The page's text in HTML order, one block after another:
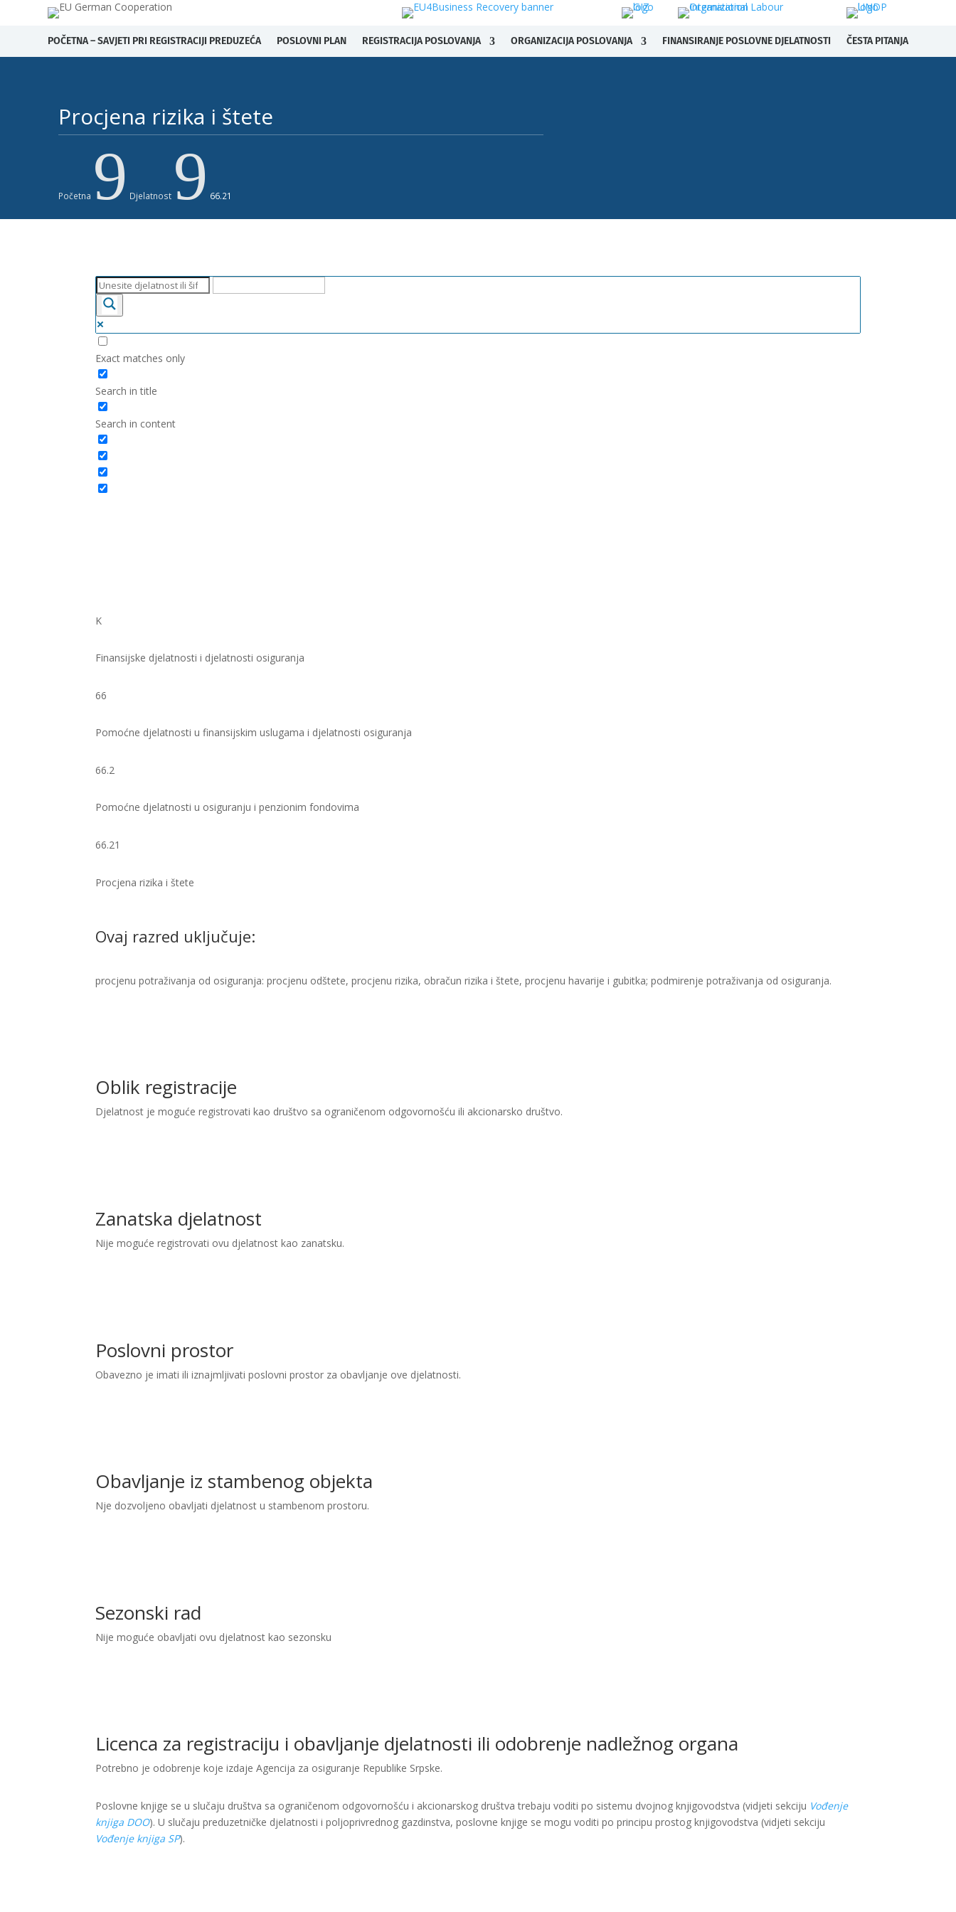
POČETNA – SAVJETI PRI REGISTRACIJI PREDUZEĆA POSLOVNI PLAN REGISTRACIJA POSLOVANJA ORGANIZACIJA POSLOVANJA FINANSIRANJE POSLOVNE DJELATNOSTI ČESTA PITANJA
Procjena rizika i štete ​
Početna 9 Djelatnost 9 66.21
Exact matches only
Search in title
Search in content
K
Finansijske djelatnosti i djelatnosti osiguranja
66
Pomoćne djelatnosti u finansijskim uslugama i djelatnosti osiguranja
66.2
Pomoćne djelatnosti u osiguranju i penzionim fondovima
66.21
Procjena rizika i štete ​
Ovaj razred uključuje:
procjenu potraživanja od osiguranja: procjenu odštete, procjenu rizika, obračun rizika i štete, procjenu havarije i gubitka; podmirenje potraživanja od osiguranja.​​
Oblik registracije
Djelatnost je moguće registrovati kao društvo sa ograničenom odgovornošću ili akcionarsko društvo.
Zanatska djelatnost
Nije moguće registrovati ovu djelatnost kao zanatsku.
Poslovni prostor
Obavezno je imati ili iznajmljivati poslovni prostor za obavljanje ove djelatnosti.
Obavljanje iz stambenog objekta
Nje dozvoljeno obavljati djelatnost u stambenom prostoru.
Sezonski rad
Nije moguće obavljati ovu djelatnost kao sezonsku
Licenca za registraciju i obavljanje djelatnosti ili odobrenje nadležnog organa
Potrebno je odobrenje koje izdaje Agencija za osiguranje Republike Srpske.
Poslovne knjige se u slučaju društva sa ograničenom odgovornošću i akcionarskog društva trebaju voditi po sistemu dvojnog knjigovodstva (vidjeti sekciju Vođenje
knjiga DOO). U slučaju preduzetničke djelatnosti i poljoprivrednog gazdinstva, poslovne knjige se mogu voditi po principu prostog knjigovodstva (vidjeti sekciju
Vođenje knjiga SP).